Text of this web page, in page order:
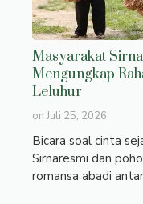
Masyarakat
Mengungkap
Leluhur
on Juli 25, 2026
Bicara soal cinta
Sirnaresmi dan
romansa abadi